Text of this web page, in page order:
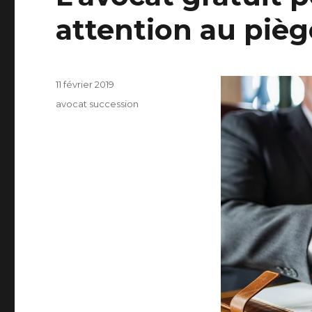
attention au
Publié
11 février 2019
Catégories
avocat succession